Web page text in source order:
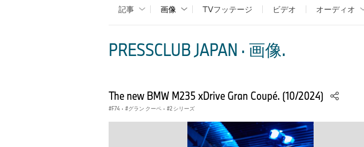
記事 画像 TVフッテージ ビデオ オーディオ
PRESSCLUB JAPAN · 画像.
The new BMW M235 xDrive Gran Coupé. (10/2024)
F74 · グラン クーペ · 2 シリーズ